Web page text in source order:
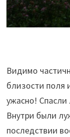
Видимо
близости поля
ужасно!
Внутри были
последствии